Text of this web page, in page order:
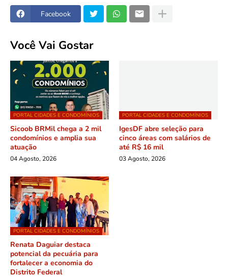
Facebook
Você Vai Gostar
PORTAL CIDADES E CONDOMÍNIOS
Sicoob BRMil chega a 2 mil
condomínios e amplia sua
atuação
04 Agosto, 2026
PORTAL CIDADES E CONDOMÍNIOS
IgesDF abre seleção para
cinco áreas com salários de
até R$ 16 mil
03 Agosto, 2026
PORTAL CIDADES E CONDOMÍNIOS
Renata Daguiar destaca
potencial da pecuária para
fortalecer a economia do
Distrito Federal